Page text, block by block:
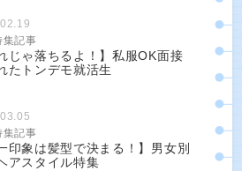
集記事
じゃ落ちるよ！】私服OK面接
たトンデモ就活生
集記事
印象は髪型で決まる！】男女別
アスタイル特集